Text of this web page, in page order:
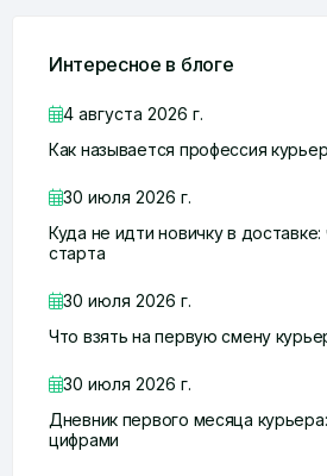
Интересное в блоге
4 августа 2026 г.
Как называется профессия
30 июля 2026 г.
Куда не идти новичку в
старта
30 июля 2026 г.
Что взять на первую смену
30 июля 2026 г.
Дневник первого месяца
цифрами